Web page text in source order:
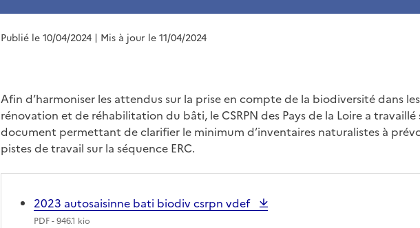
Publié le 10/04/2024 | Mis à jour le 11/04/2024
Afin d’harmoniser les attendus sur la prise en compte de la biodiversité dans
rénovation et de réhabilitation du bâti, le CSRPN des Pays de la Loire a travaillé
document permettant de clarifier le minimum d’inventaires naturalistes à
pistes de travail sur la séquence ERC.
2023 autosaisinne bati biodiv csrpn vdef
PDF- 946.1 kio